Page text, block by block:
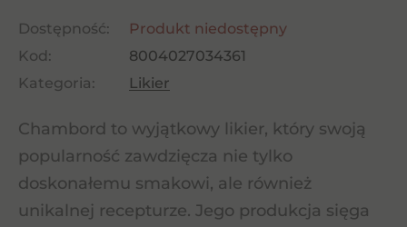
Dostępność:
Produkt niedostępny
Kod:
8004027034361
Kategoria:
Likier
Chambord to wyjątkowy likier, który swoją
popularność zawdzięcza nie tylko
doskonałemu smakowi, ale również
unikalnej recepturze. Jego produkcja sięga